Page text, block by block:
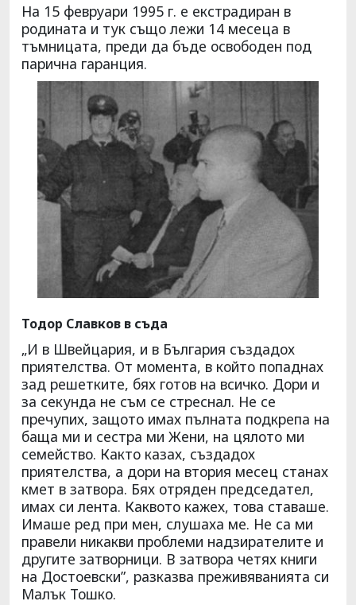
На 15 февруари 1995 г. е екстрадиран в
родината и тук също лежи 14 месеца в
тъмницата, преди да бъде освободен под
парична гаранция.
Тодор Славков в съда
„И в Швейцария, и в България създадох
приятелства. От момента, в който попаднах
зад решетките, бях готов на всичко. Дори и
за секунда не съм се стреснал. Не се
пречупих, защото имах пълната подкрепа на
баща ми и сестра ми Жени, на цялото ми
семейство. Както казах, създадох
приятелства, а дори на втория месец станах
кмет в затвора. Бях отряден председател,
имах си лента. Каквото кажех, това ставаше.
Имаше ред при мен, слушаха ме. Не са ми
правели никакви проблеми надзирателите и
другите затворници. В затвора четях книги
на Достоевски”, разказва преживяванията си
Малък Тошко.